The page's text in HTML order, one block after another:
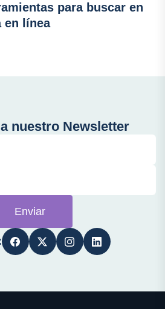
para buscar en
en línea
nuestro Newsletter
Enviar